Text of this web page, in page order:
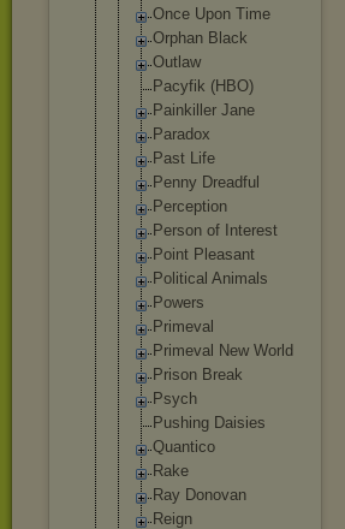
Once Upon Time
Orphan Black
Outlaw
Pacyfik (HBO)
Painkiller Jane
Paradox
Past Life
Penny Dreadful
Perception
Person of Interest
Point Pleasant
Political Animals
Powers
Primeval
Primeval New World
Prison Break
Psych
Pushing Daisies
Quantico
Rake
Ray Donovan
Reign